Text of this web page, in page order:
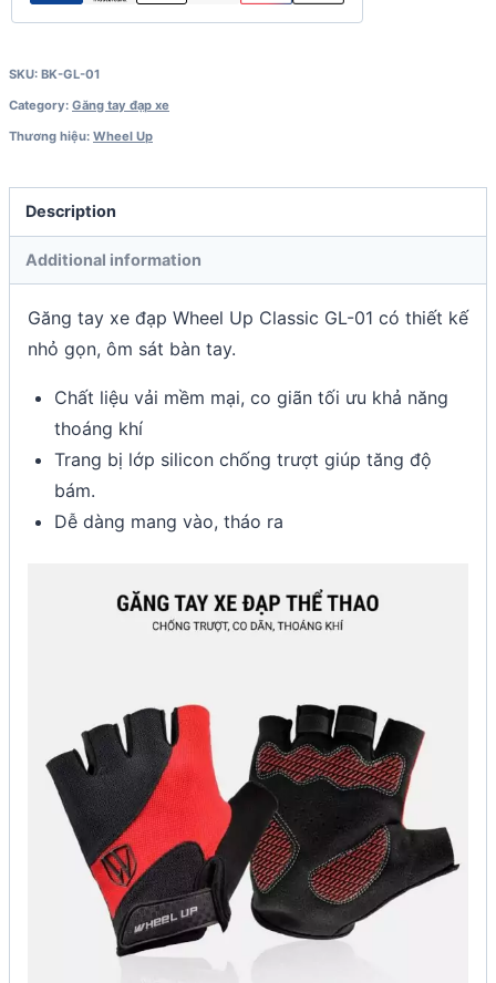
SKU: BK-GL-01
Category: Găng tay đạp xe
Thương hiệu: Wheel Up
Description
Additional information
Găng tay xe đạp Wheel Up Classic GL-01 có thiết kế
nhỏ gọn, ôm sát bàn tay.
Chất liệu vải mềm mại, co giãn tối ưu khả năng
thoáng khí
Trang bị lớp silicon chống trượt giúp tăng độ
bám.
Dễ dàng mang vào, tháo ra